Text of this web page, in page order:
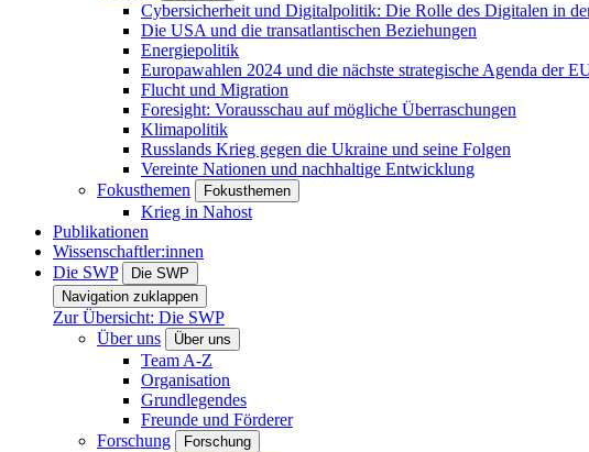
Cybersicherheit und Digitalpolitik: Die Rolle des Digitalen in
Die USA und die transatlantischen Beziehungen
Energiepolitik
Europawahlen 2024 und die nächste strategische Agenda der
Flucht und Migration
Foresight: Vorausschau auf mögliche Überraschungen
Klimapolitik
Russlands Krieg gegen die Ukraine und seine Folgen
Vereinte Nationen und nachhaltige Entwicklung
Fokusthemen
Fokusthemen
Krieg in Nahost
Publikationen
Wissenschaftler:innen
Die SWP
Die SWP
Navigation zuklappen
Zur Übersicht: Die SWP
Über uns
Über uns
Team A-Z
Organisation
Grundlegendes
Freunde und Förderer
Forschung
Forschung